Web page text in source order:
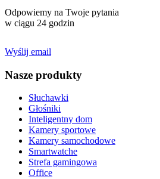
Odpowiemy na Twoje pytania
w ciągu 24 godzin
Wyślij email
Nasze produkty
Słuchawki
Głośniki
Inteligentny dom
Kamery sportowe
Kamery samochodowe
Smartwatche
Strefa gamingowa
Office